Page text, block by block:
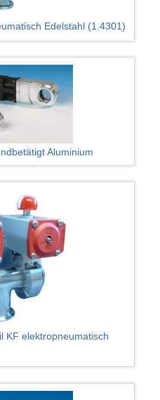
Edelstahl (1.4301)
Aluminium
KF elektropneumatisch